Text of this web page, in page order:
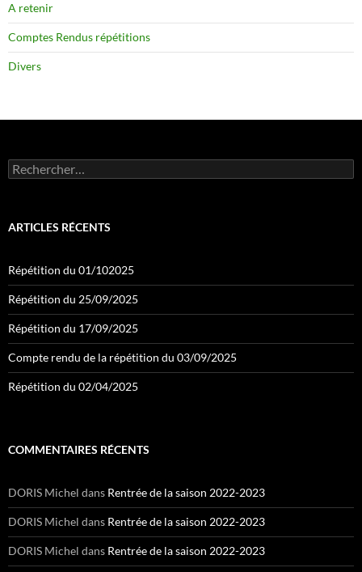
A retenir
Comptes Rendus répétitions
Divers
Rechercher :
ARTICLES RÉCENTS
Répétition du 01/102025
Répétition du 25/09/2025
Répétition du 17/09/2025
Compte rendu de la répétition du 03/09/2025
Répétition du 02/04/2025
COMMENTAIRES RÉCENTS
DORIS Michel dans Rentrée de la saison 2022-2023
DORIS Michel dans Rentrée de la saison 2022-2023
DORIS Michel dans Rentrée de la saison 2022-2023